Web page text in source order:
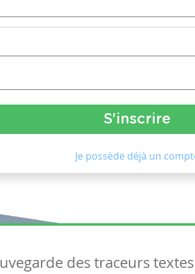
Je possède déjà un
Articlesdes traceurs